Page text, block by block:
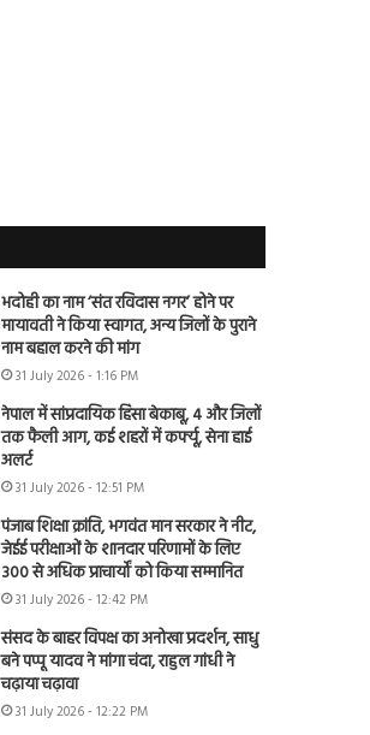
भदोही का नाम ‘संत रविदास नगर’ होने पर
मायावती ने किया स्वागत, अन्य जिलों के पुराने
नाम बहाल करने की मांग
31 July 2026 - 1:16 PM
नेपाल में सांप्रदायिक हिंसा बेकाबू, 4 और जिलों
तक फैली आग, कई शहरों में कर्फ्यू, सेना हाई
अलर्ट
31 July 2026 - 12:51 PM
पंजाब शिक्षा क्रांति, भगवंत मान सरकार ने नीट,
जेईई परीक्षाओं के शानदार परिणामों के लिए
300 से अधिक प्राचार्यों को किया सम्मानित
31 July 2026 - 12:42 PM
संसद के बाहर विपक्ष का अनोखा प्रदर्शन, साधु
बने पप्पू यादव ने मांगा चंदा, राहुल गांधी ने
चढ़ाया चढ़ावा
31 July 2026 - 12:22 PM